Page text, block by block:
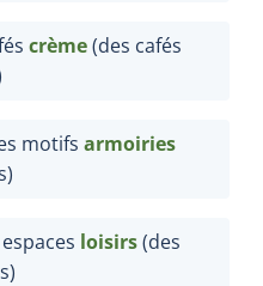
crème(des cafés
motifs armoiries
loisirs(des